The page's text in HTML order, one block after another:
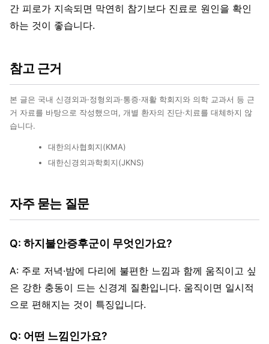
간 피로가 지속되면 막연히 참기보다 진료로 원인을 확인
하는 것이 좋습니다.
참고 근거
본 글은 국내 신경외과·정형외과·통증·재활 학회지와 의학 교과서 등 근
거 자료를 바탕으로 작성했으며, 개별 환자의 진단·치료를 대체하지 않
습니다.
대한의사협회지(KMA)
대한신경외과학회지(JKNS)
자주 묻는 질문
Q: 하지불안증후군이 무엇인가요?
A: 주로 저녁·밤에 다리에 불편한 느낌과 함께 움직이고 싶
은 강한 충동이 드는 신경계 질환입니다. 움직이면 일시적
으로 편해지는 것이 특징입니다.
Q: 어떤 느낌인가요?